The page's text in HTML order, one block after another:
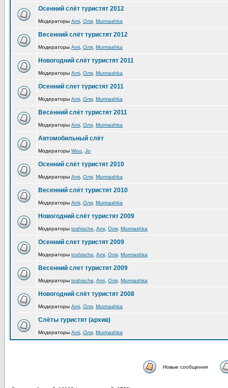
Осенний слёт туристят 2012
Модераторы Ami Оля Murmashka
Весенний слёт туристят 2012
Модераторы Ami Оля Murmashka
Новогодний слёт туристят 2011
Модераторы Ami Оля Murmashka
Осенний слет туристят 2011
Модераторы Ami Оля Murmashka
Весенний слёт туристят 2011
Модераторы Ami Оля Murmashka
Автомобильный слёт
Модераторы Woo Jo
Осенний слёт туристят 2010
Модераторы Ami Оля Murmashka
Весенний слёт туристят 2010
Модераторы Ami Оля Murmashka
Новогодний слёт туристят 2009
Модераторы toshische Ami Оля Murmashka
Осенний слет туристят 2009
Модераторы toshische Ami Оля Murmashka
Весенний слет туристят 2009
Модераторы toshische Ami Оля Murmashka
Новогодний слёт туристят 2008
Модераторы Ami Оля Murmashka
Слёты туристят (архив)
Модераторы Ami Оля Murmashka
Новые сообщения